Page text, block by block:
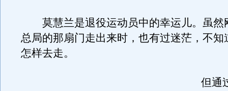
莫慧兰是退役运动员中的幸运儿。虽然
总局的那扇门走出来时，也有过迷茫，不知
怎样去走。
但通